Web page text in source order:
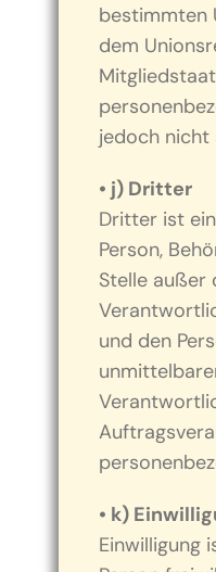
bestimmten
dem
jedoch nicht
• j) Dritter
Dritter ist
Person,
Stelle außer
und den
• k)
Einwilligung